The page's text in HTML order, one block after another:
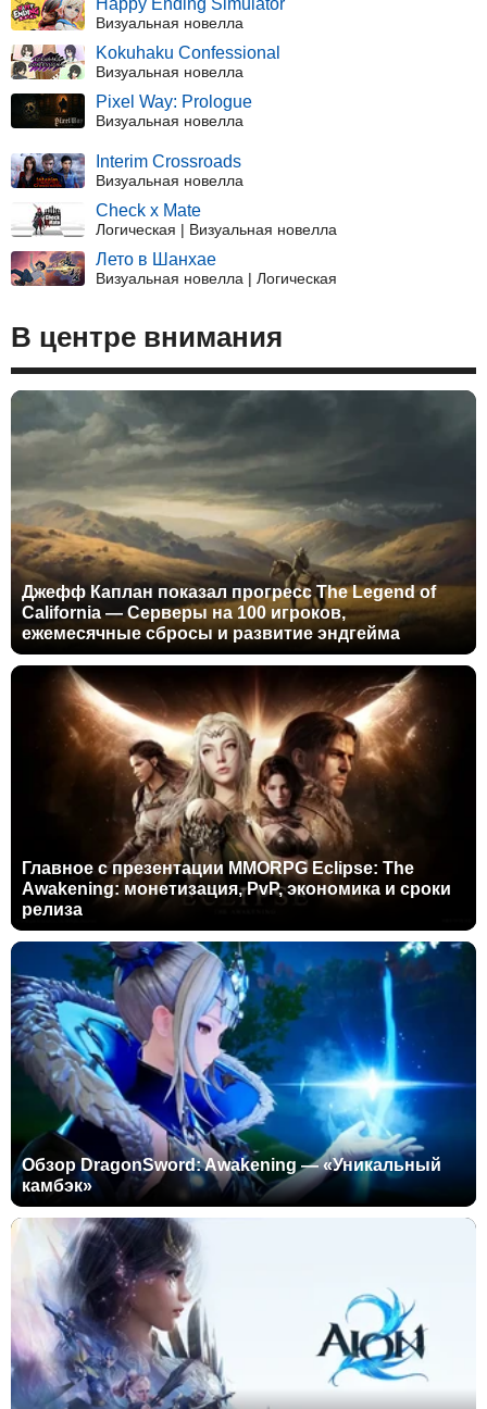
Визуальная новелла
Kokuhaku Confessional
Визуальная новелла
Pixel Way: Prologue
Визуальная новелла
Interim Crossroads
Визуальная новелла
Check x Mate
Логическая | Визуальная новелла
Лето в Шанхае
Визуальная новелла | Логическая
В центре внимания
Джефф Каплан показал прогресс The Legend of
California — Серверы на 100 игроков,
ежемесячные сбросы и развитие эндгейма
Главное с презентации MMORPG Eclipse: The
Awakening: монетизация, PvP, экономика и сроки
релиза
Обзор DragonSword: Awakening — «Уникальный
камбэк»